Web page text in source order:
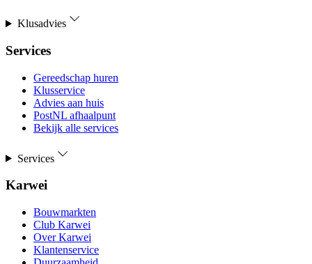
Klusadvies
Services
Gereedschap huren
Klusservice
Advies aan huis
PostNL afhaalpunt
Bekijk alle services
Services
Karwei
Bouwmarkten
Club Karwei
Over Karwei
Klantenservice